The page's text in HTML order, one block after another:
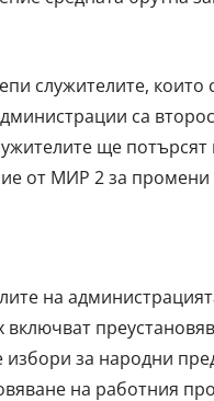
служителите, които
са
ще потърсят
от МИР 2 за промени
на
включват
за народни
на работния